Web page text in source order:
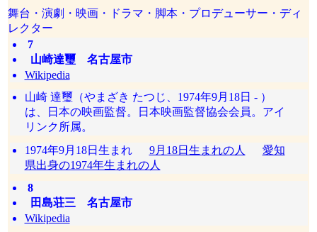
舞台・演劇・映画・ドラマ・脚本・プロデューサー・ディ
レクター
7
山崎達璽 名古屋市
Wikipedia
山崎 達璽（やまざき たつじ、1974年9月18日 - ）
は、日本の映画監督。日本映画監督協会会員。アイ
リンク所属。
1974年9月18日生まれ 9月18日生まれの人
愛知
県出身の1974年生まれの人
8
田島荘三 名古屋市
Wikipedia